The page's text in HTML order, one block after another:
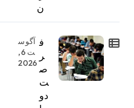
ن
ف
ر
ص
ت
دو
آگوس
ت 6,
2026